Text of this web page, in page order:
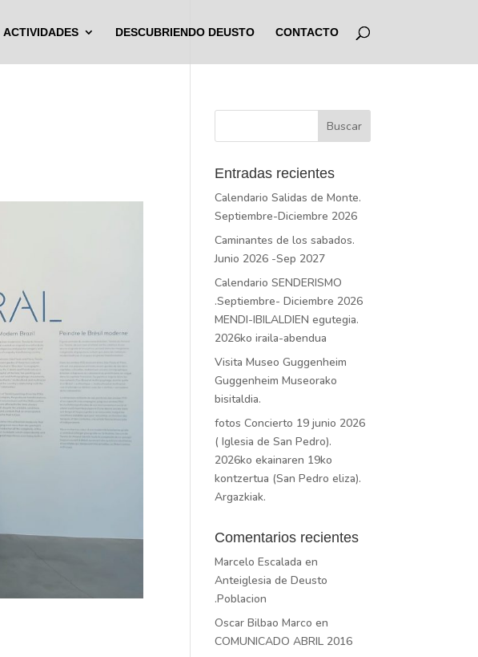
ACTIVIDADES DESCUBRIENDO DEUSTO CONTACTO
Entradas recientes
Calendario Salidas de Monte.
Septiembre-Diciembre 2026
Caminantes de los sabados.
Junio 2026 -Sep 2027
Calendario SENDERISMO
.Septiembre- Diciembre 2026
MENDI-IBILALDIEN egutegia.
2026ko iraila-abendua
Visita Museo Guggenheim
Guggenheim Museorako
bisitaldia.
fotos Concierto 19 junio 2026
( Iglesia de San Pedro).
2026ko ekainaren 19ko
kontzertua (San Pedro eliza).
Argazkiak.
Comentarios recientes
Marcelo Escalada en
Anteiglesia de Deusto
.Poblacion
Oscar Bilbao Marco en
COMUNICADO ABRIL 2016